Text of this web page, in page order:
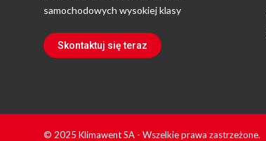
samochodowych wysokiej klasy
Skontaktuj się teraz
© 2025 Klimawent SA - Wszelkie prawa zastrzeżone.